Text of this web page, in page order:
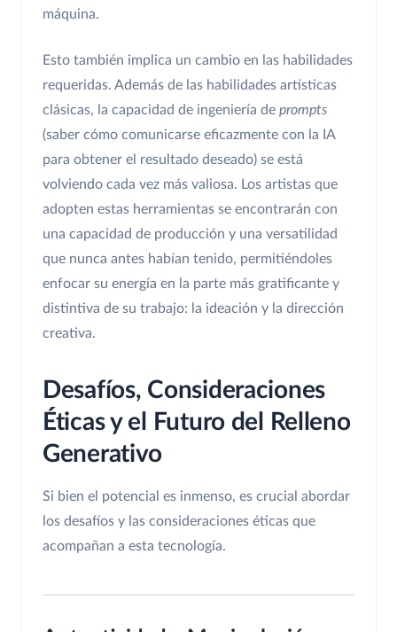
máquina.
Esto también implica un cambio en las habilidades
requeridas. Además de las habilidades artísticas
clásicas, la capacidad de ingeniería de prompts
(saber cómo comunicarse eficazmente con la IA
para obtener el resultado deseado) se está
volviendo cada vez más valiosa. Los artistas que
adopten estas herramientas se encontrarán con
una capacidad de producción y una versatilidad
que nunca antes habían tenido, permitiéndoles
enfocar su energía en la parte más gratificante y
distintiva de su trabajo: la ideación y la dirección
creativa.
Desafíos, Consideraciones
Éticas y el Futuro del Relleno
Generativo
Si bien el potencial es inmenso, es crucial abordar
los desafíos y las consideraciones éticas que
acompañan a esta tecnología.